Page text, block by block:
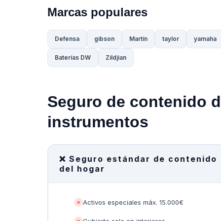
Marcas populares
Defensa gibson Martín taylor yamaha
Baterías DW Zildjian
Seguro de contenido
instrumentos
❌ Seguro estándar de contenido
del hogar
✕ Activos especiales máx. 15.000€